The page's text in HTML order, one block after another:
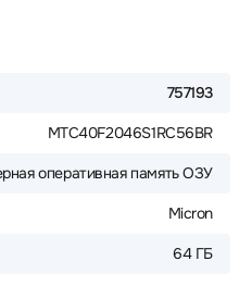
757193
MTC40F2046S1RC56BR
оперативная память ОЗУ
Micron
64 ГБ